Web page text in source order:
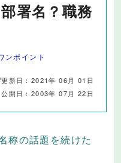
署名？職務
ンポイント
更新日：2021年 06月 01日
公開日：2003年 07月 22日
称の話題を続けた